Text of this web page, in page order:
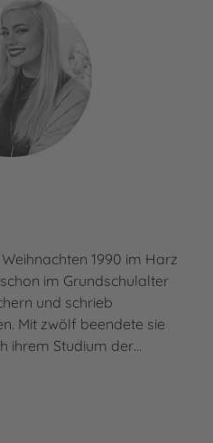
1990 im Harz
im Grundschulalter
und schrieb
Mit zwölf beendete sie
ihrem Studium der…